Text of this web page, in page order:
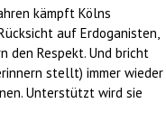
kämpft Kölns
auf Erdoganisten,
den Respekt. Und bricht
stellt) immer wieder
Unterstützt wird sie